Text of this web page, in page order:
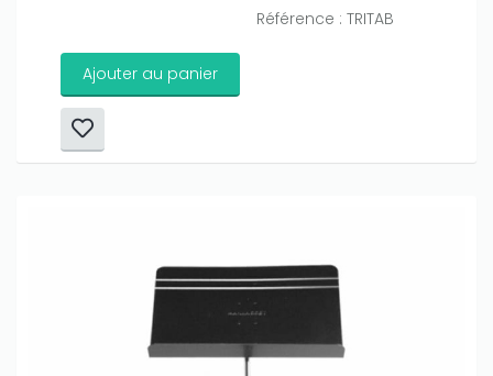
Référence : TRITAB
Ajouter au panier